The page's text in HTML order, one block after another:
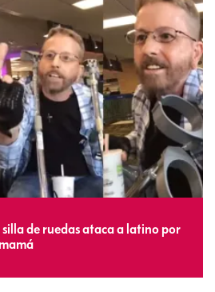
de ruedas ataca a latino por